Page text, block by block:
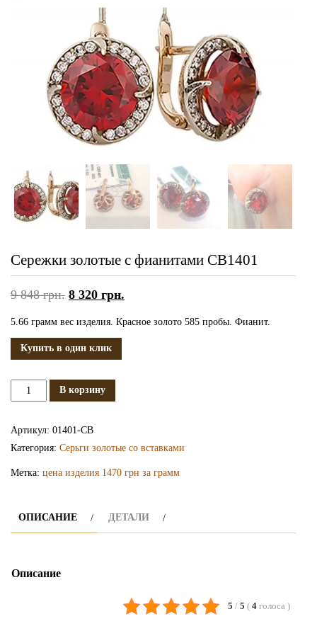
Сережки золотые с фианитами СВ1401
9 848грн. 8 320 грн.
5.66 грамм вес изделия. Красное золото 585 пробы. Фианит.
Купить в один клик
Количество
СВ1401
В корзину
Артикул: 01401-СВ
Категория: Серьги золотые со вставками
Метка: цена изделия 1470 грн за грамм
ОПИСАНИЕ ДЕТАЛИ
Описание
5 / 5 ( 4 голоса )